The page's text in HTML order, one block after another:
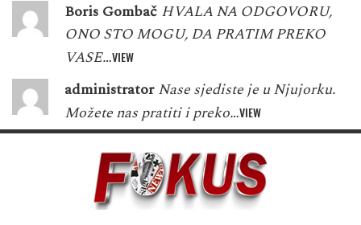
Boris Gombač HVALA NA ODGOVORU,
ONO STO MOGU, DA PRATIM PREKO
VASE…VIEW
administrator Nase sjediste je u Njujorku.
Možete nas pratiti i preko…VIEW